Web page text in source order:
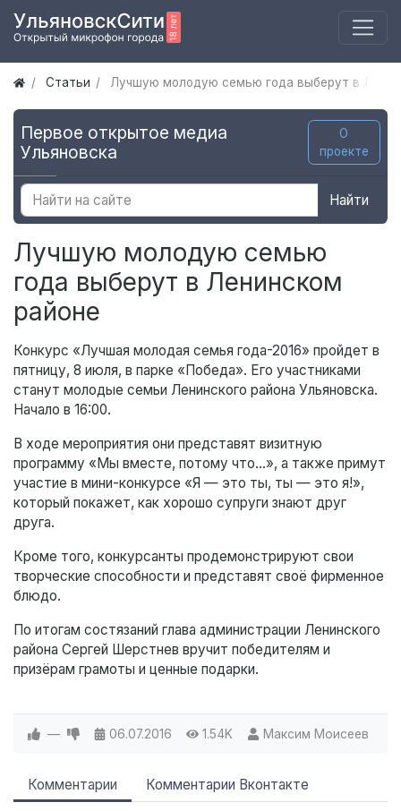
Статьи Лучшую молодую семью года выберут в
Первое открытое медиа
Ульяновска
О
проекте
Найти
Лучшую молодую семью
года выберут в Ленинском
районе
Конкурс «Лучшая молодая семья года-2016» пройдет в
пятницу, 8 июля, в парке «Победа». Его участниками
станут молодые семьи Ленинского района Ульяновска.
Начало в 16:00.
В ходе мероприятия они представят визитную
программу «Мы вместе, потому что…», а также примут
участие в мини-конкурсе «Я — это ты, ты — это я!»,
который покажет, как хорошо супруги знают друг
друга.
Кроме того, конкурсанты продемонстрируют свои
творческие способности и представят своё фирменное
блюдо.
По итогам состязаний глава администрации Ленинского
района Сергей Шерстнев вручит победителям и
призёрам грамоты и ценные подарки.
— 06.07.2016 1.54K Максим Моисеев
Комментарии Комментарии Вконтакте